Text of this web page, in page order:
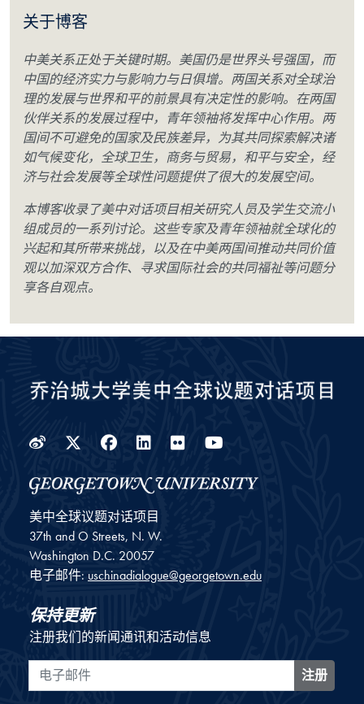
关于博客
中美关系正处于关键时期。美国仍是世界头号强国，而
中国的经济实力与影响力与日俱增。两国关系对全球治
理的发展与世界和平的前景具有决定性的影响。在两国
伙伴关系的发展过程中，青年领袖将发挥中心作用。两
国间不可避免的国家及民族差异，为其共同探索解决诸
如气候变化，全球卫生，商务与贸易，和平与安全，经
济与社会发展等全球性问题提供了很大的发展空间。
本博客收录了美中对话项目相关研究人员及学生交流小
组成员的一系列讨论。这些专家及青年领袖就全球化的
兴起和其所带来挑战，以及在中美两国间推动共同价值
观以加深双方合作、寻求国际社会的共同福祉等问题分
享各自观点。
WeiboTwitter
Facebook
LinkedIn
Flickr
美中全球议题对话项目
37th and O Streets, N. W.
Washington D.C. 20057
电子邮件: uschinadialogue@georgetown.edu
保持更新
注册我们的新闻通讯和活动信息
电子邮件
注册